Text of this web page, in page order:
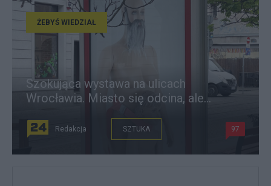
ŻEBYŚ WIEDZIAŁ
Szokująca wystawa na ulicach
Wrocławia. Miasto się odcina, ale...
Redakcja SZTUKA 97